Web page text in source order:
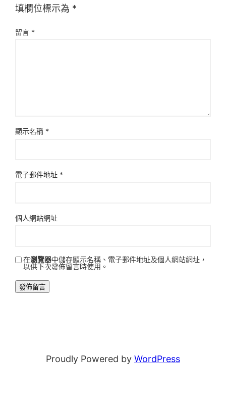
填欄位標示為 *
留言 *
顯示名稱 *
電子郵件地址 *
個人網站網址
在瀏覽器中儲存顯示名稱、電子郵件地址及個人網站網址，
以供下次發佈留言時使用。
Proudly Powered by WordPress